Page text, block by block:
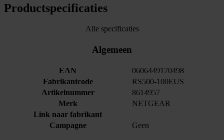
Productspecificaties
Alle specificaties
Algemeen
EAN
0606449170498
Fabrikantcode
RS500-100EUS
Artikelnummer
8614957
Merk
NETGEAR
Link naar fabrikant
Campagne
Geen